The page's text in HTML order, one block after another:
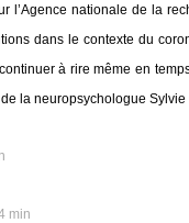
l’Agence nationale de la
dans le contexte du
à rire même en
la neuropsychologue Sylvie
min